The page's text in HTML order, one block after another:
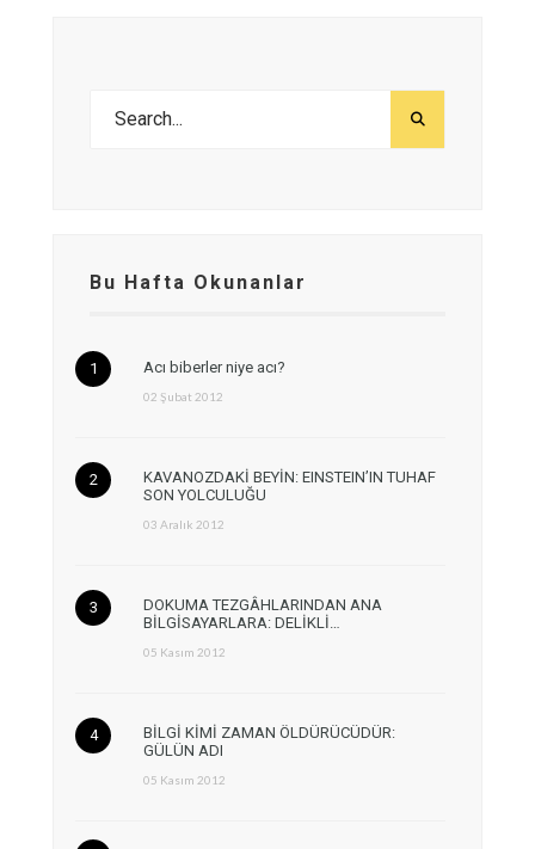
Bu Hafta Okunanlar
Acı biberler niye acı?
02 Şubat 2012
KAVANOZDAKİ BEYİN: EINSTEIN’IN TUHAF
SON YOLCULUĞU
03 Aralık 2012
DOKUMA TEZGÂHLARINDAN ANA
BİLGİSAYARLARA: DELİKLİ…
05 Kasım 2012
BİLGİ KİMİ ZAMAN ÖLDÜRÜCÜDÜR:
GÜLÜN ADI
05 Kasım 2012